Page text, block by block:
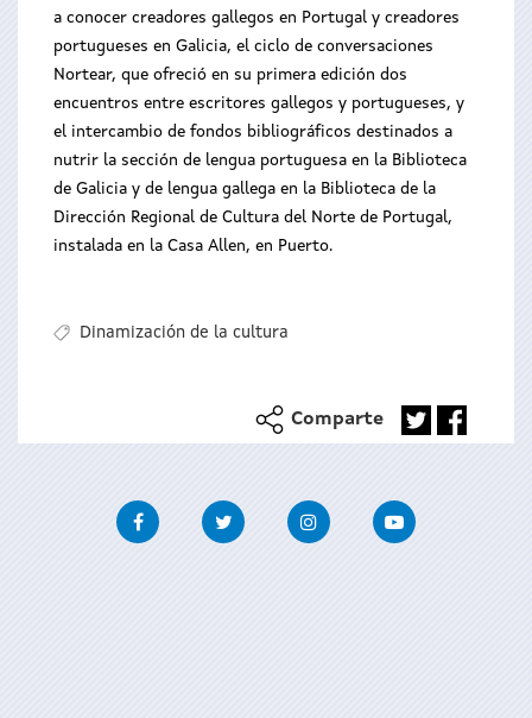
a conocer creadores gallegos en Portugal y creadores
portugueses en Galicia, el ciclo de conversaciones
Nortear, que ofreció en su primera edición dos
encuentros entre escritores gallegos y portugueses, y
el intercambio de fondos bibliográficos destinados a
nutrir la sección de lengua portuguesa en la Biblioteca
de Galicia y de lengua gallega en la Biblioteca de la
Dirección Regional de Cultura del Norte de Portugal,
instalada en la Casa Allen, en Puerto.
Dinamización de la cultura
Comparte
FacebookTwitter InstagramYoutube